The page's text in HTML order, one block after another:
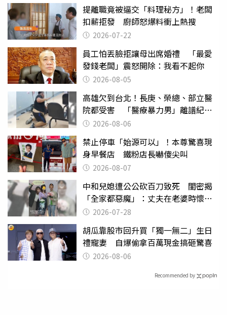
提離職竟被逼交「料理秘方」！老闆
扣薪拒發 廚師怒爆料衝上熱搜
2026-07-22
員工怕丟臉拒讓母出席婚禮 「最愛
發錢老闆」震怒開除：我看不起你
2026-08-05
高雄欠到台北！長庚、榮總、部立醫
院都受害 「醫療暴力男」離譜紀錄
曝光2026-08-06
禁止停車「始源可以」！本尊驚喜現
身早餐店 鐵粉店長嚇傻尖叫
2026-08-07
中和兒媳遭公公砍百刀致死 閨密揭
「全家都惡魔」：丈夫在老婆時懷孕
摔東西
2026-07-28
胡瓜靠股市回升買「獨一無二」生日
禮寵妻 自爆偷拿百萬現金搞砸驚喜
2026-08-06
Recommended by